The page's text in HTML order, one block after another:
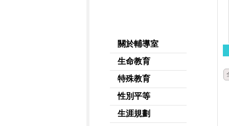
關於輔導室
生命教育
特殊教育
性別平等
生涯規劃